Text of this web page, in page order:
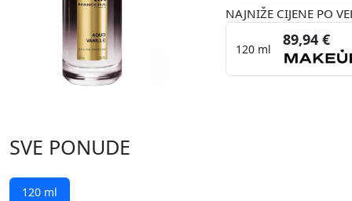
NAJNIŽE CIJENE PO
120 ml
89,94 €
SVE PONUDE
120 ml